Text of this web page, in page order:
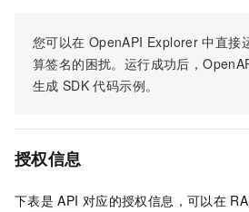
您可以在 OpenAPI Explorer 中直接
算签名的困扰。运行成功后，
生成 SDK 代码示例。
授权信息
下表是 API 对应的授权信息，可以在